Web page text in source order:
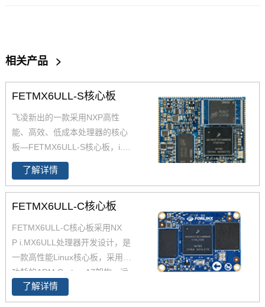
相关产品 >
FETMX6ULL-S核心板
飞凌新出的一款采用NXP高性
能、高效、低成本处理器的核心
板—FETMX6ULL-S核心板， i.M
X6ULL核心板采用邮票孔连接方
式， ARM Cortex-A7内核
两路网口，两路Can和八路串
口，可以和多种设备同时通讯。i.
系统，方便开发自己的应用程
序。
了解详情
FETMX6ULL-C核心板
FETMX6ULL-C核心板采用NX
P i.MX6ULL处理器开发设计，是
一款高性能Linux核心板，采用低
功耗的ARM Cortex-A7架构，运
行速度高达800MHz。iMX6ULL
核心板29*40mm ，iMX6ULL这
了解详情